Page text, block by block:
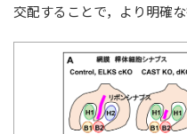
交配することで，より明確